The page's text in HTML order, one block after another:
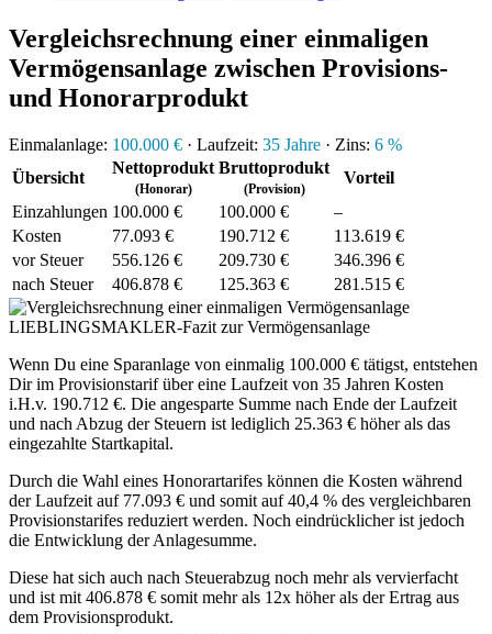
Vergleichsrechnung einer einmaligen
Vermögensanlage zwischen Provisions-
und Honorarprodukt
Einmalanlage: 100.000 € · Laufzeit: 35 Jahre · Zins: 6 %
Über­sicht
Netto­produkt
(Honorar)
Brutto­produkt
(Provision)
Vorteil
Einzah­lungen 100.000 € 100.000 €
–
Kosten
77.093 € 190.712 €
113.619 €
vor Steuer
556.126 € 209.730 €
346.396 €
nach Steuer
406.878 € 125.363 € 281.515 €
LIEBLINGSMAKLER-Fazit zur Vermögensanlage
Wenn Du eine Sparanlage von einmalig 100.000 € tätigst, entstehen
Dir im Provisionstarif über eine Laufzeit von 35 Jahren Kosten
i.H.v. 190.712 €. Die angesparte Summe nach Ende der Laufzeit
und nach Abzug der Steuern ist lediglich 25.363 € höher als das
eingezahlte Startkapital.
Durch die Wahl eines Honorartarifes können die Kosten während
der Laufzeit auf 77.093 € und somit auf 40,4 % des vergleichbaren
Provisionstarifes reduziert werden. Noch eindrücklicher ist jedoch
die Entwicklung der Anlagesumme.
Diese hat sich auch nach Steuerabzug noch mehr als vervierfacht
und ist mit 406.878 € somit mehr als 12x höher als der Ertrag aus
dem Provisionsprodukt.